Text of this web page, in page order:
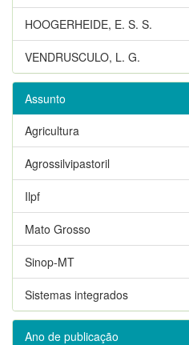
HOOGERHEIDE, E. S. S.
VENDRUSCULO, L. G.
Assunto
Agricultura
Agrossilvipastoril
Ilpf
Mato Grosso
Sinop-MT
Sistemas integrados
Ano de publicação